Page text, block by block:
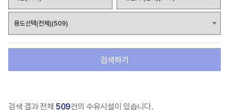
검색하기
검색 결과 전체 509건의 수유시설이 있습니다.